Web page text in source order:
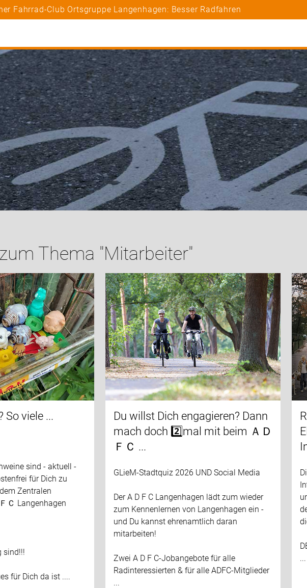
Fahrrad-Club Ortsgruppe Langenhagen: Besser Radfahren
Thema "Mitarbeiter"
So viele ...
sind - aktuell -
für Dich zu
Zentralen
Ｃ Langenhagen
sind!!!
für Dich da ist ....
Du willst Dich engagieren? Dann
mach doch 2️⃣mal mit beim ＡＤ
ＦＣ ...
GLieM-Stadtquiz 2026 UND Social Media
Der A D F C Langenhagen lädt zum wieder
zum Kennenlernen von Langenhagen ein -
und Du kannst ehrenamtlich daran
mitarbeiten!
Zwei A D F C-Jobangebote für alle
Radinteressierten & für alle ADFC-Mitglieder
...
...